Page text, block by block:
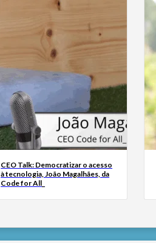
CEO Talk: Democratizar o acesso
à tecnologia, João Magalhães, da
Code for All_